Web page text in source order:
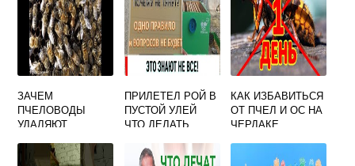
ЗАЧЕМ
ПЧЕЛОВОДЫ
УДАЛЯЮТ
МАТОЧНИКИ ЕГЭ
ПРИЛЕТЕЛ РОЙ В
ПУСТОЙ УЛЕЙ
ЧТО ДЕЛАТЬ
КАК ИЗБАВИТЬСЯ
ОТ ПЧЕЛ И ОС НА
ЧЕРДАКЕ